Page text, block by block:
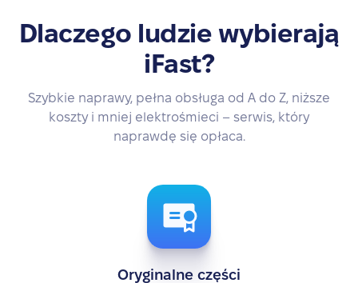
Dlaczego ludzie wybierają
iFast?
Szybkie naprawy, pełna obsługa od A do Z, niższe
koszty i mniej elektrośmieci – serwis, który
naprawdę się opłaca.
Oryginalne części